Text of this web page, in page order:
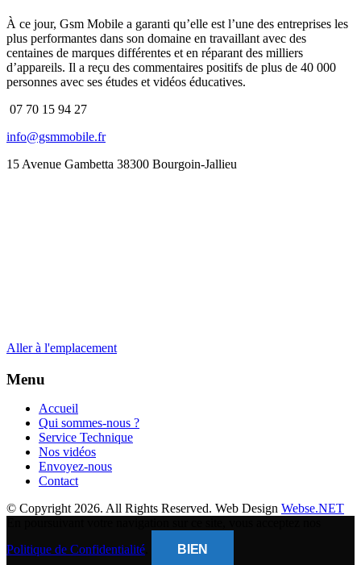
À ce jour, Gsm Mobile a garanti qu’elle est l’une des entreprises les
plus performantes dans son domaine en travaillant avec des
centaines de marques différentes et en réparant des milliers
d’appareils. Il a reçu des commentaires positifs de plus de 40 000
personnes avec ses études et vidéos éducatives.
07 70 15 94 27
info@gsmmobile.fr
15 Avenue Gambetta 38300 Bourgoin-Jallieu
Aller à l'emplacement
Menu
Accueil
Qui sommes-nous ?
Service Technique
Nos vidéos
Envoyez-nous
Contact
© Copyright 2026. All Rights Reserved. Web Design Webse.NET
Politique de Confidentialité
BIEN